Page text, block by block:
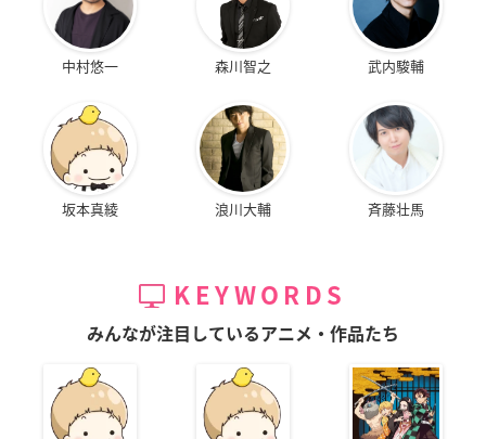
中村悠一 森川智之 武内駿輔
坂本真綾 浪川大輔 斉藤壮馬
KEYWORDS
みんなが注目しているアニメ・作品たち